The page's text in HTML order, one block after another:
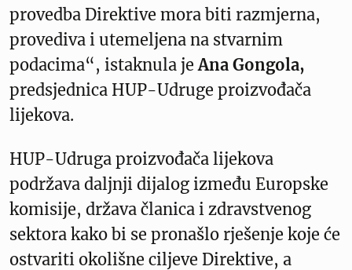
provedba Direktive mora biti razmjerna,
provediva i utemeljena na stvarnim
podacima“, istaknula jeAna Gongola,
predsjednica HUP-Udruge proizvođača
lijekova.
HUP-Udruga proizvođača lijekova
podržava daljnji dijalog između Europske
komisije, država članica i zdravstvenog
sektora kako bi se pronašlo rješenje koje će
ostvariti okolišne ciljeve Direktive, a